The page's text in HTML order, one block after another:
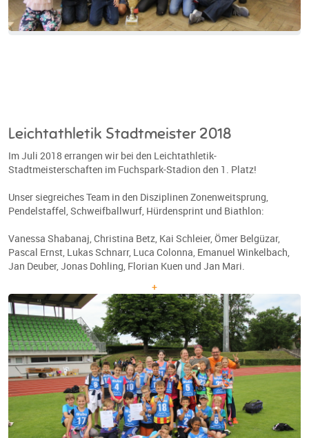
Leichtathletik Stadtmeister 2018
Im Juli 2018 errangen wir bei den Leichtathletik-
Stadtmeisterschaften im Fuchspark-Stadion den 1. Platz!
Unser siegreiches Team in den Disziplinen Zonenweitsprung,
Pendelstaffel, Schweifballwurf, Hürdensprint und Biathlon:
Vanessa Shabanaj, Christina Betz, Kai Schleier, Ömer Belgüzar,
Pascal Ernst, Lukas Schnarr, Luca Colonna, Emanuel Winkelbach,
Jan Deuber, Jonas Dohling, Florian Kuen und Jan Mari.
+